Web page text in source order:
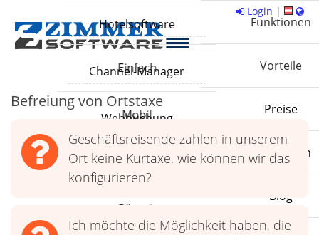
Login |
Hotelsoftware
Channel-Manager
Webbuchung
Personalmanagement
Flexibel
Befreiung von Ortstaxe
Geschäftsreisende zahlen in unserem
Ort keine Kurtaxe, wie können wir das
konfigurieren?
Ich möchte die Möglichkeit haben, die